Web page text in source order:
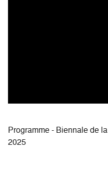
Programme - Biennale de
2025